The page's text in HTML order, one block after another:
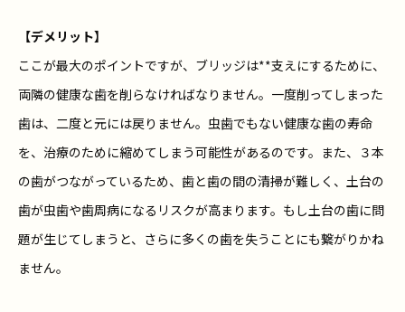
【デメリット】
ここが最大のポイントですが、ブリッジは**支えにするために、
両隣の健康な歯を削らなければなりません。一度削ってしまった
歯は、二度と元には戻りません。虫歯でもない健康な歯の寿命
を、治療のために縮めてしまう可能性があるのです。また、３本
の歯がつながっているため、歯と歯の間の清掃が難しく、土台の
歯が虫歯や歯周病になるリスクが高まります。もし土台の歯に問
題が生じてしまうと、さらに多くの歯を失うことにも繋がりかね
ません。